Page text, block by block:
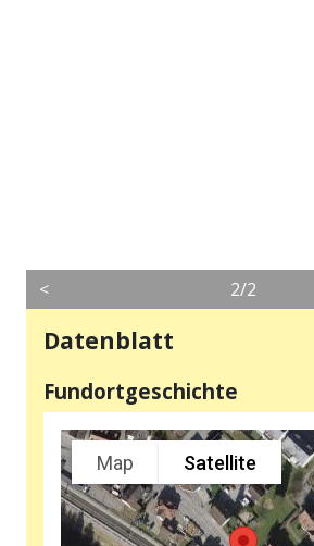
< 2/2
Datenblatt
Fundortgeschichte
Map Satellite